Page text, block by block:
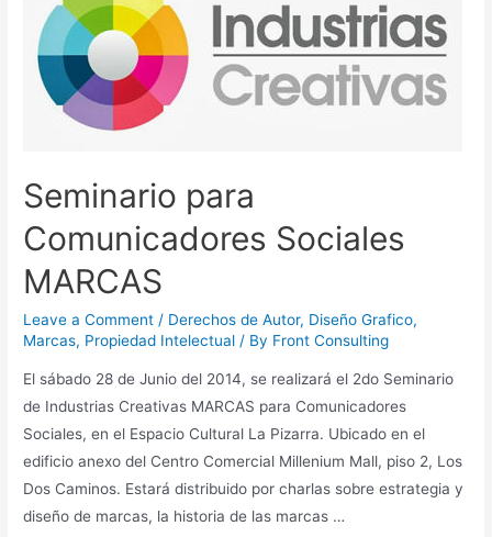
Seminario para
Comunicadores Sociales
MARCAS
Leave a Comment / Derechos de Autor, Diseño Grafico,
Marcas, Propiedad Intelectual / By Front Consulting
El sábado 28 de Junio del 2014, se realizará el 2do Seminario
de Industrias Creativas MARCAS para Comunicadores
Sociales, en el Espacio Cultural La Pizarra. Ubicado en el
edificio anexo del Centro Comercial Millenium Mall, piso 2, Los
Dos Caminos. Estará distribuido por charlas sobre estrategia y
diseño de marcas, la historia de las marcas …